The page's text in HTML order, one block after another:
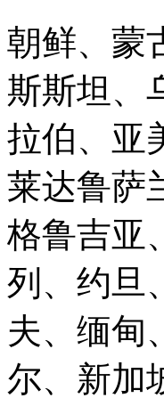
朝鲜、蒙
斯斯坦、
拉伯、亚
莱达鲁萨
格鲁吉亚
列、约旦
夫、缅甸
尔、新加